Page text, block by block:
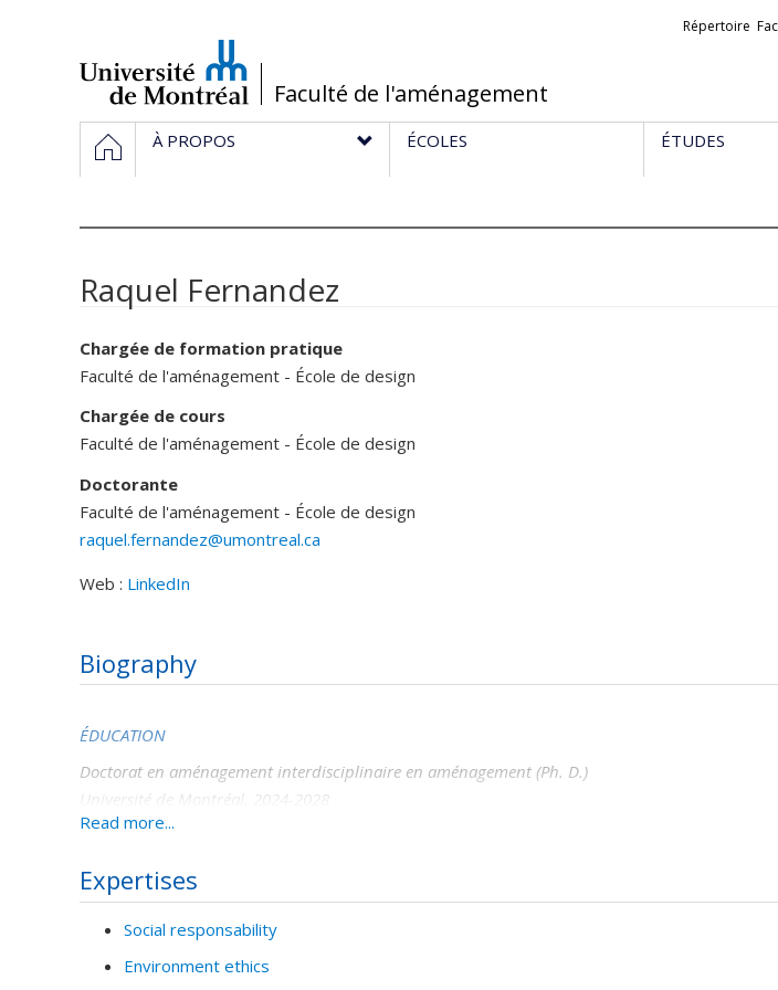
/Faculté de l'aménagement
Liens
Répertoire
Navigation
principale
HOMEÀ PROPOS ÉCOLES ÉTUDES
Raquel Fernandez
Chargée de formation pratique
Faculté de l'aménagement - École de design
Chargée de cours
Faculté de l'aménagement - École de design
Doctorante
Faculté de l'aménagement - École de design
raquel.fernandez@umontreal.ca
Web : LinkedIn
Biography
ÉDUCATION
Doctorat en aménagement interdisciplinaire en aménagement (Ph. D.)
Université de Montréal, 2024-2028
Thèse : Les habitations collectives pour femmes , une option féministe intersectionnelle
Directeur : Olivier Vallerand
Maîtrise en Aménagement, option théories en design (M.Sc.A)
Passage accéléré vers le programme de doctorat
Read more...
Expertises
Social responsability
Environment ethics